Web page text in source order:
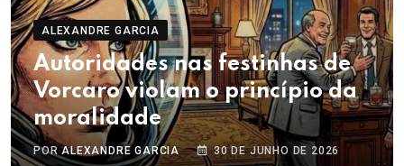
ALEXANDRE GARCIA
Autoridades nas festinhas de
Vorcaro violam o princípio da
moralidade
PORALEXANDRE GARCIA 30 DE JUNHO DE 2026